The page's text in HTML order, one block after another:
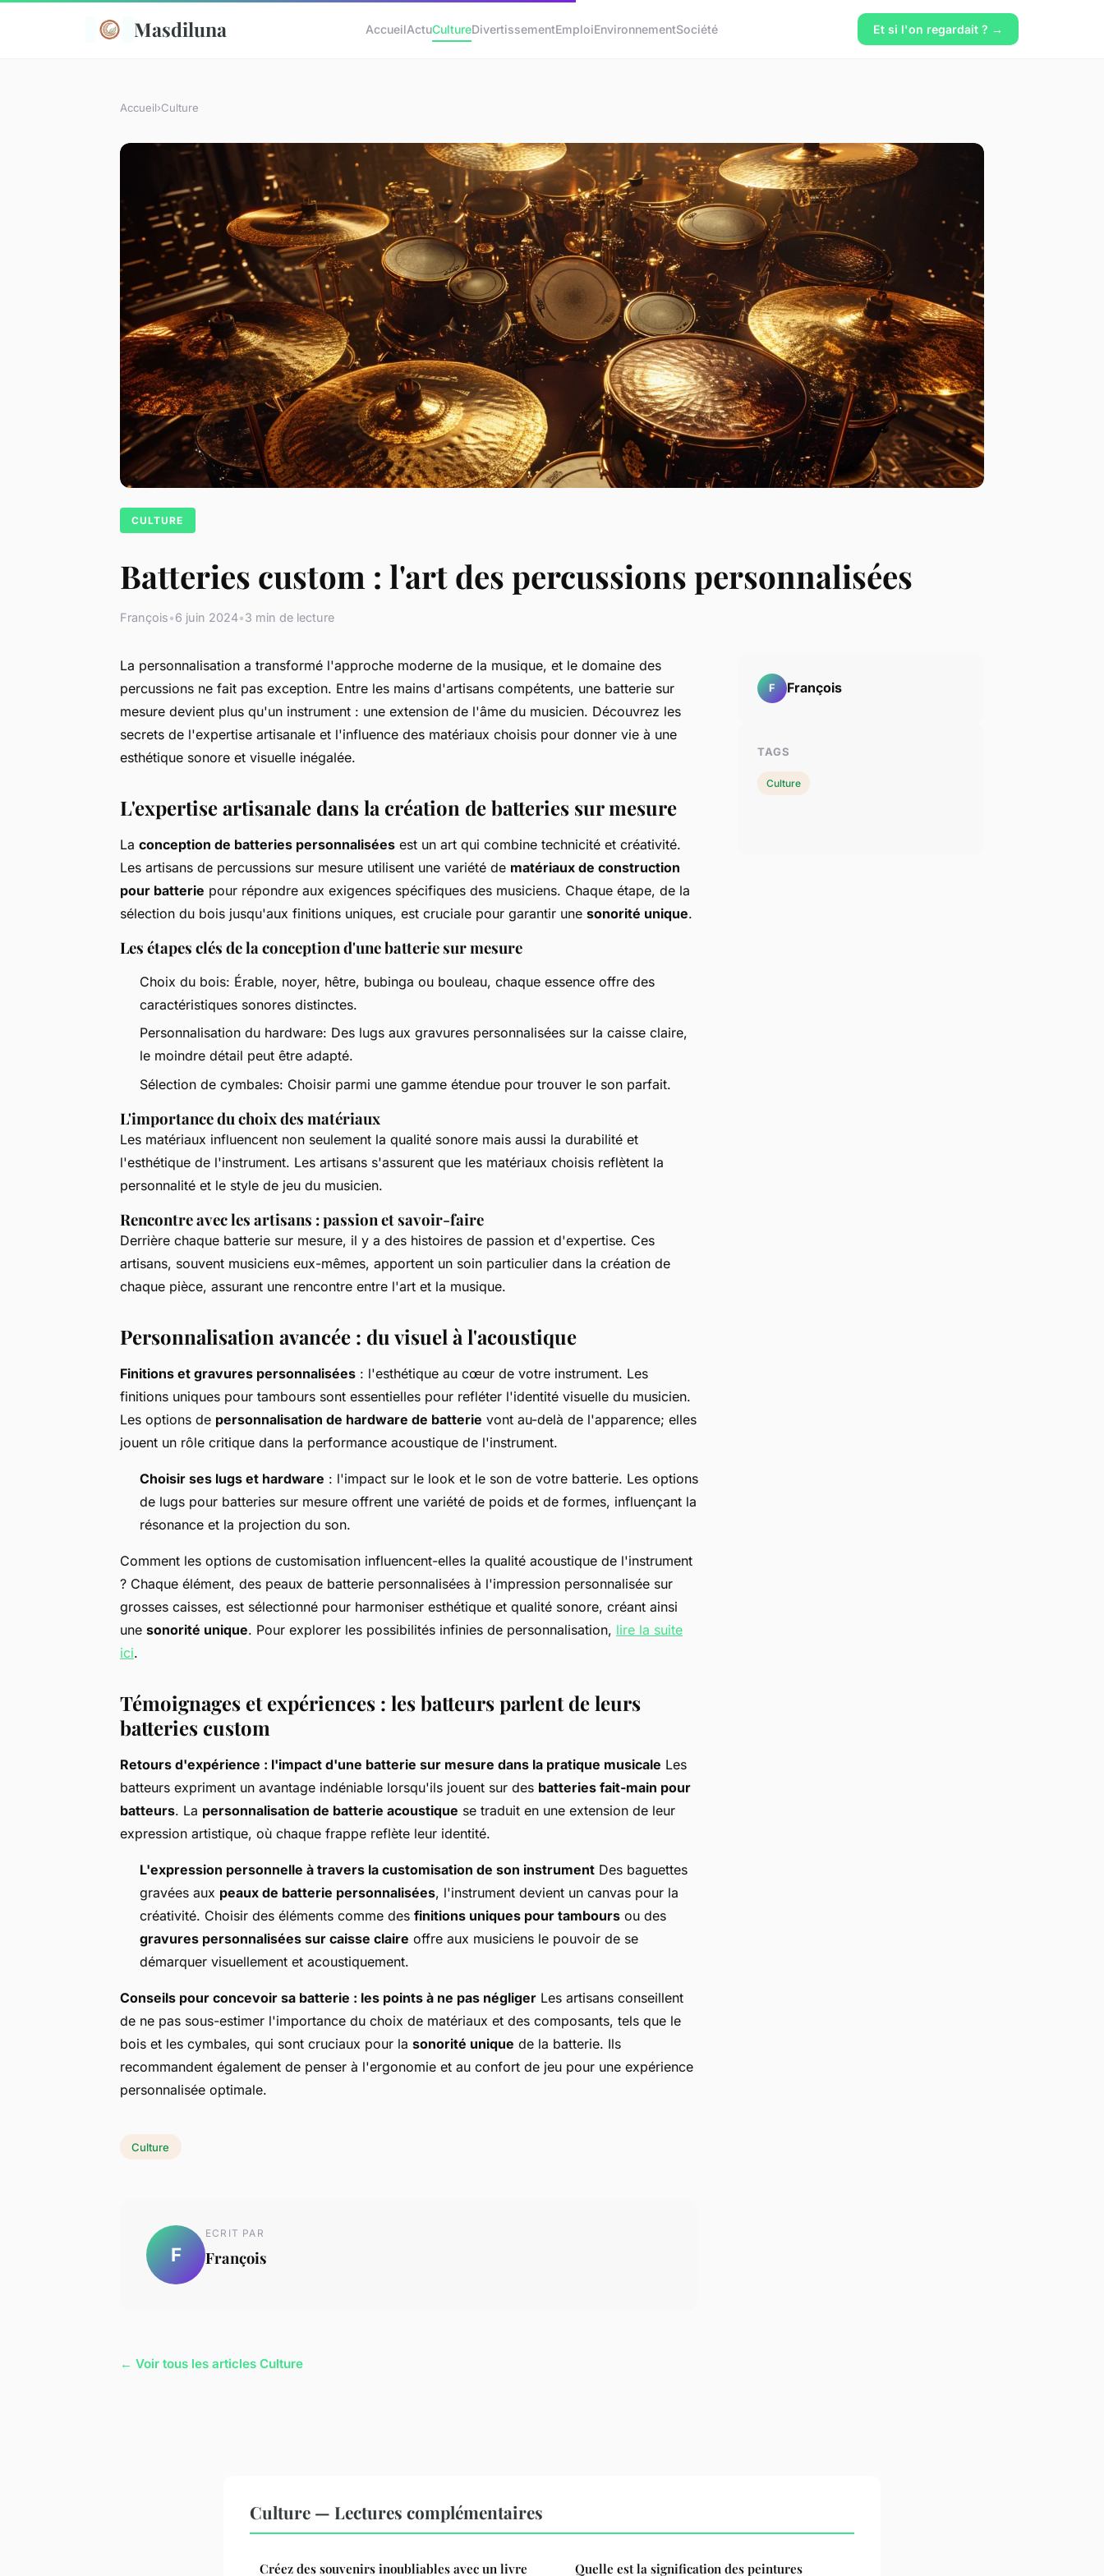
Masdiluna AccueilActuCultureDivertissementEmploiEnvironnementSociété Et si l'on regardait ? →
Accueil›Culture
CULTURE
Batteries custom : l'art des percussions personnalisées
François•6 juin 2024•3 min de lecture
La personnalisation a transformé l'approche moderne de la musique, et le domaine des
percussions ne fait pas exception. Entre les mains d'artisans compétents, une batterie sur
mesure devient plus qu'un instrument : une extension de l'âme du musicien. Découvrez les
secrets de l'expertise artisanale et l'influence des matériaux choisis pour donner vie à une
esthétique sonore et visuelle inégalée.
L'expertise artisanale dans la création de batteries sur mesure
La conception de batteries personnalisées est un art qui combine technicité et créativité.
Les artisans de percussions sur mesure utilisent une variété de matériaux de construction
pour batterie pour répondre aux exigences spécifiques des musiciens. Chaque étape, de la
sélection du bois jusqu'aux finitions uniques, est cruciale pour garantir une sonorité unique.
Les étapes clés de la conception d'une batterie sur mesure
Choix du bois: Érable, noyer, hêtre, bubinga ou bouleau, chaque essence offre des
caractéristiques sonores distinctes.
Personnalisation du hardware: Des lugs aux gravures personnalisées sur la caisse claire,
le moindre détail peut être adapté.
Sélection de cymbales: Choisir parmi une gamme étendue pour trouver le son parfait.
L'importance du choix des matériaux
Les matériaux influencent non seulement la qualité sonore mais aussi la durabilité et
l'esthétique de l'instrument. Les artisans s'assurent que les matériaux choisis reflètent la
personnalité et le style de jeu du musicien.
Rencontre avec les artisans : passion et savoir-faire
Derrière chaque batterie sur mesure, il y a des histoires de passion et d'expertise. Ces
artisans, souvent musiciens eux-mêmes, apportent un soin particulier dans la création de
chaque pièce, assurant une rencontre entre l'art et la musique.
Personnalisation avancée : du visuel à l'acoustique
Finitions et gravures personnalisées : l'esthétique au cœur de votre instrument. Les
finitions uniques pour tambours sont essentielles pour refléter l'identité visuelle du musicien.
Les options de personnalisation de hardware de batterie vont au-delà de l'apparence; elles
jouent un rôle critique dans la performance acoustique de l'instrument.
Choisir ses lugs et hardware : l'impact sur le look et le son de votre batterie. Les options
de lugs pour batteries sur mesure offrent une variété de poids et de formes, influençant la
résonance et la projection du son.
Comment les options de customisation influencent-elles la qualité acoustique de l'instrument
? Chaque élément, des peaux de batterie personnalisées à l'impression personnalisée sur
grosses caisses, est sélectionné pour harmoniser esthétique et qualité sonore, créant ainsi
une sonorité unique. Pour explorer les possibilités infinies de personnalisation, lire la suite
ici.
Témoignages et expériences : les batteurs parlent de leurs
batteries custom
Retours d'expérience : l'impact d'une batterie sur mesure dans la pratique musicale Les
batteurs expriment un avantage indéniable lorsqu'ils jouent sur des batteries fait-main pour
batteurs. La personnalisation de batterie acoustique se traduit en une extension de leur
expression artistique, où chaque frappe reflète leur identité.
L'expression personnelle à travers la customisation de son instrument Des baguettes
gravées aux peaux de batterie personnalisées, l'instrument devient un canvas pour la
créativité. Choisir des éléments comme des finitions uniques pour tambours ou des
gravures personnalisées sur caisse claire offre aux musiciens le pouvoir de se
démarquer visuellement et acoustiquement.
Conseils pour concevoir sa batterie : les points à ne pas négliger Les artisans conseillent
de ne pas sous-estimer l'importance du choix de matériaux et des composants, tels que le
bois et les cymbales, qui sont cruciaux pour la sonorité unique de la batterie. Ils
recommandent également de penser à l'ergonomie et au confort de jeu pour une expérience
personnalisée optimale.
Culture
F
ECRIT PAR
François
← Voir tous les articles Culture
F François
TAGS
Culture
Culture — Lectures complémentaires
Créez des souvenirs inoubliables avec un livre Quelle est la signification des peintures